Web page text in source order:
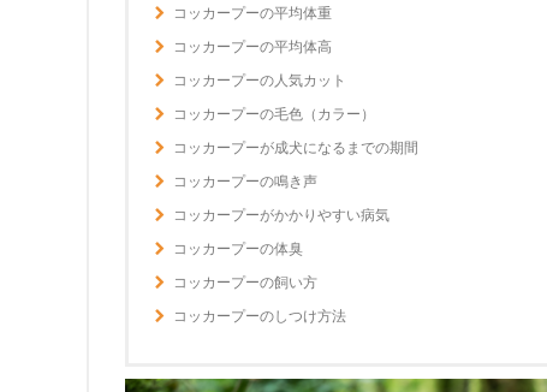
コッカープーの平均体重
コッカープーの平均体高
コッカープーの人気カット
コッカープーの毛色（カラー）
コッカープーが成犬になるまでの期間
コッカープーの鳴き声
コッカープーがかかりやすい病気
コッカープーの体臭
コッカープーの飼い方
コッカープーのしつけ方法